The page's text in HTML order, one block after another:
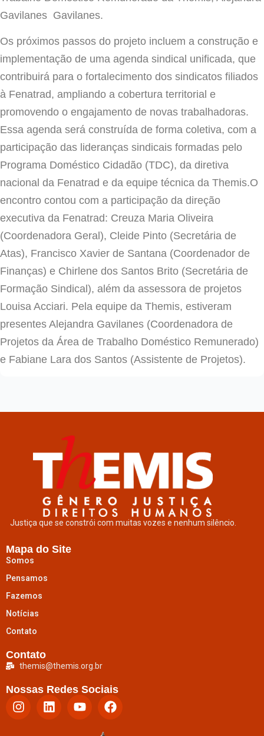
Gavilanes Gavilanes.
Os próximos passos do projeto incluem a construção e
implementação de uma agenda sindical unificada, que
contribuirá para o fortalecimento dos sindicatos filiados
à Fenatrad, ampliando a cobertura territorial e
promovendo o engajamento de novas trabalhadoras.
Essa agenda será construída de forma coletiva, com a
participação das lideranças sindicais formadas pelo
Programa Doméstico Cidadão (TDC), da diretiva
nacional da Fenatrad e da equipe técnica da Themis.O
encontro contou com a participação da direção
executiva da Fenatrad: Creuza Maria Oliveira
(Coordenadora Geral), Cleide Pinto (Secretária de
Atas), Francisco Xavier de Santana (Coordenador de
Finanças) e Chirlene dos Santos Brito (Secretária de
Formação Sindical), além da assessora de projetos
Louisa Acciari. Pela equipe da Themis, estiveram
presentes Alejandra Gavilanes (Coordenadora de
Projetos da Área de Trabalho Doméstico Remunerado)
e Fabiane Lara dos Santos (Assistente de Projetos).
Justiça que se constrói com muitas vozes e nenhum silêncio.
Mapa do Site
Somos
Pensamos
Fazemos
Notícias
Contato
Contato
themis@themis.org.br
Nossas Redes Sociais